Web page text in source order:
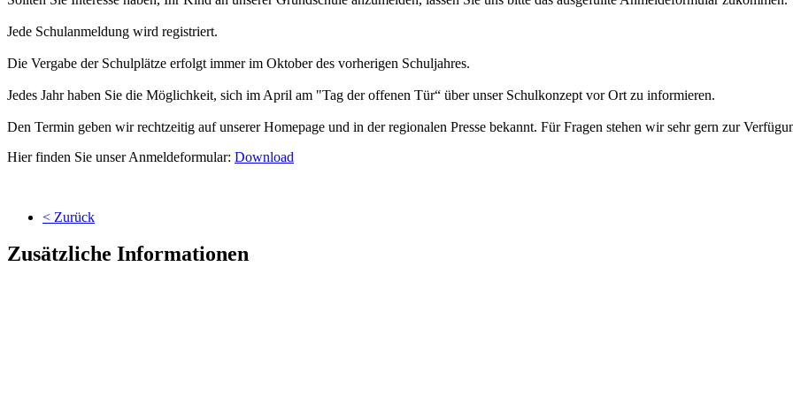
Jede Schulanmeldung wird registriert.
Die Vergabe der Schulplätze erfolgt immer im Oktober des vorherigen Schuljahres.
Jedes Jahr haben Sie die Möglichkeit, sich im April am "Tag der offenen Tür“ über unser Schulkonzept vor Ort zu informieren.
Den Termin geben wir rechtzeitig auf unserer Homepage und in der regionalen Presse bekannt. Für Fragen stehen wir sehr gern zur
Hier finden Sie unser Anmeldeformular: Download
< Zurück
Zusätzliche Informationen